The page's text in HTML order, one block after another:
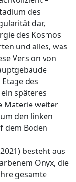
des
dar,
des Kosmos
und alles, was
Version von
des
späteres
Materie weiter
den linken
dem Boden
besteht aus
Onyx, die
gesamte